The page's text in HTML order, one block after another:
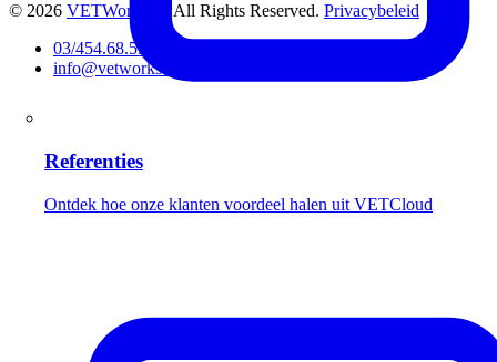
Referenties
Ontdek hoe onze klanten voordeel halen uit VETCloud
© 2026 VETWorks™ . All Rights Reserved. Privacybeleid
03/454.68.53
info@vetworks.be